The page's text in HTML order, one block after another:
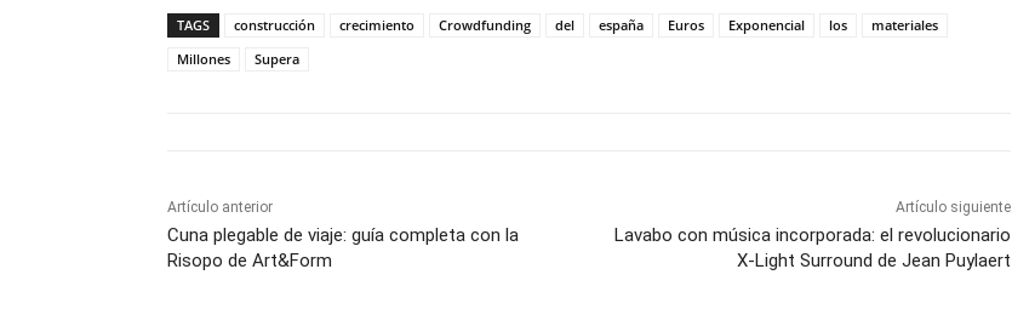
r r r r
TAGS construcción crecimiento Crowdfunding del españa Euros Exponencial los
materiales
Millones
Supera
Artículo anterior
Cuna plegable de viaje: guía completa con la
Risopo de Art&Form
Artículo siguiente
Lavabo con música incorporada: el revolucionario
X-Light Surround de Jean Puylaert